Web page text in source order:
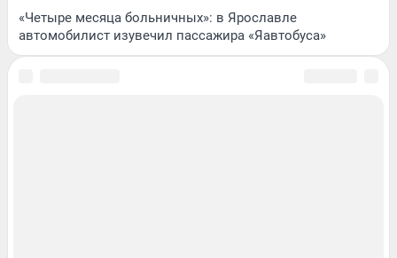
«Четыре месяца больничных»: в Ярославле
автомобилист изувечил пассажира «Яавтобуса»